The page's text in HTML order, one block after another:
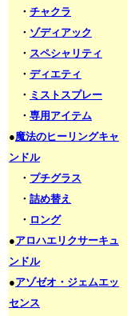
・ チャクラ
・ ゾディアック
・ スペシャリティ
・ ディエティ
・ ミストスプレー
・ 専用アイテム
●魔法のヒーリングキャ
ンドル
・ プチグラス
・ 詰め替え
・ ロング
●アロハエリクサーキュ
ンドル
●アゾゼオ・ジェムエッ
センス